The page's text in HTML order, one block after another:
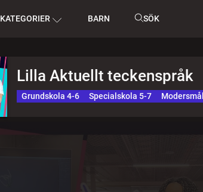
KATEGORIER BARN SÖK
Lilla Aktuellt teckenspråk
Grundskola 4-6 Specialskola 5-7 Modersmål